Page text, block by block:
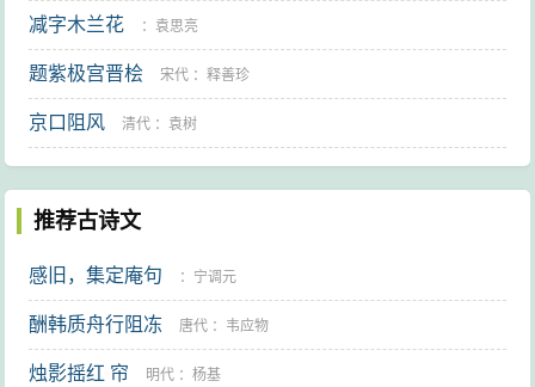
减字木兰花 ：袁思亮
题紫极宫晋桧 宋代 ：释善珍
京口阻风 清代 ：袁树
推荐古诗文
感旧，集定庵句 ： 宁调元
酬韩质舟行阻冻 唐代 ： 韦应物
烛影摇红 帘 明代 ：杨基